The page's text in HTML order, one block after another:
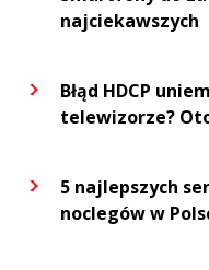
najciekawszych
Błąd HDCP
telewizorze?
5 najlepszych
noclegów w